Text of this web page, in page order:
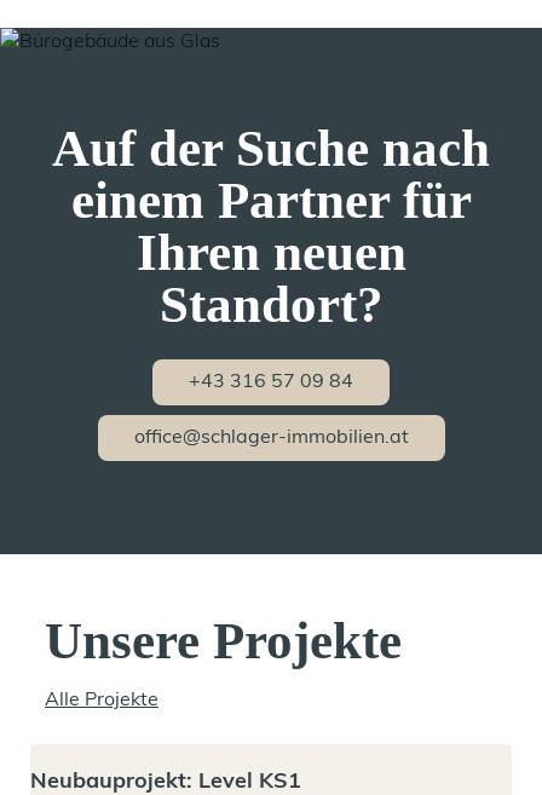
Auf der Suche nach
einem Partner für
Ihren neuen
Standort?
+43 316 57 09 84
office@schlager-immobilien.at
Unsere Projekte
Alle Projekte
Neubauprojekt: Level KS1